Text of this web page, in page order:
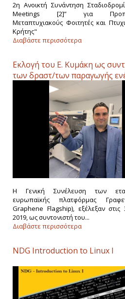
2η Ανοικτή Συνάντηση
Meetings [2]” για
Μεταπτυχιακούς Φοιτητές και
Κρήτης"
Διαβάστε περισσότερα
Εκλογή του Ε. Κυμάκη ως
των δραστ/των παραγωγής
στη πλατφόρμα Γραφενίου.
Η Γενική Συνέλευση των
ευρωπαϊκής πλατφόρμας
Graphene Flagship), εξέλεξαν στις
2019, ως συντονιστή του...
Διαβάστε περισσότερα
NDG Introduction to Linux I